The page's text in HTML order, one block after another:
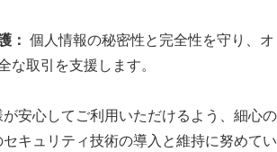
： 個人情報の秘密性と完全性を守り、オ
な取引を支援します。
安心してご利用いただけるよう、細心の
キュリティ技術の導入と維持に努めてい